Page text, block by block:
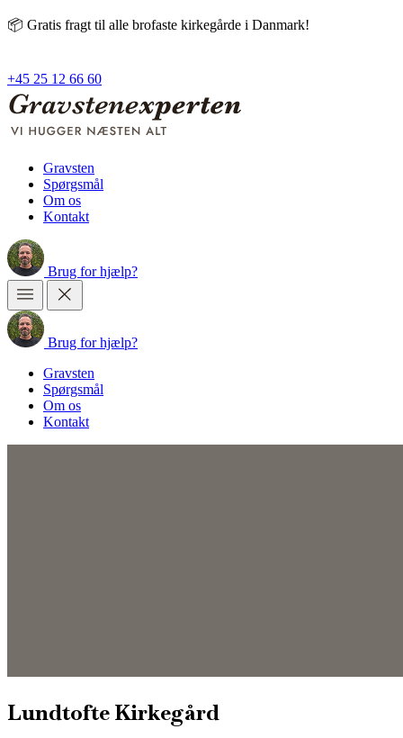
📦 Gratis fragt til alle brofaste kirkegårde i Danmark!
+45 25 12 66 60
Gravsten
Spørgsmål
Om os
Kontakt
Brug forhjælp?
Brug forhjælp?
Gravsten
Spørgsmål
Om os
Kontakt
Lundtofte Kirkegård